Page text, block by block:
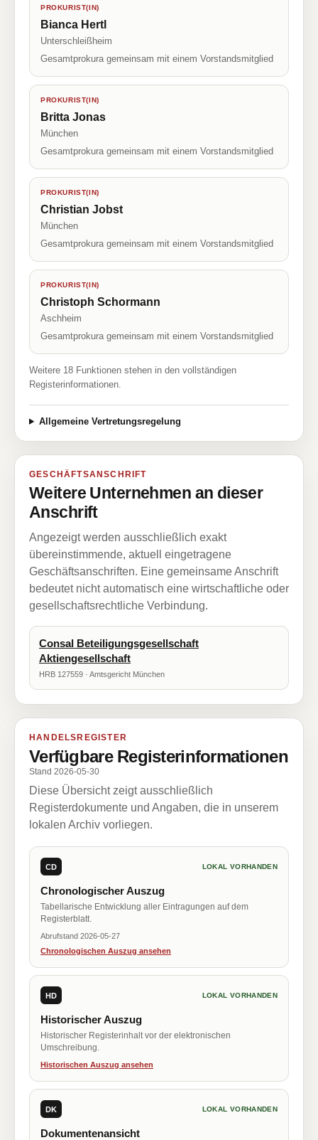
PROKURIST(IN)
Bianca Hertl
Unterschleißheim
Gesamtprokura gemeinsam mit einem Vorstandsmitglied
PROKURIST(IN)
Britta Jonas
München
Gesamtprokura gemeinsam mit einem Vorstandsmitglied
PROKURIST(IN)
Christian Jobst
München
Gesamtprokura gemeinsam mit einem Vorstandsmitglied
PROKURIST(IN)
Christoph Schormann
Aschheim
Gesamtprokura gemeinsam mit einem Vorstandsmitglied
Weitere 18 Funktionen stehen in den vollständigen
Registerinformationen.
Allgemeine Vertretungsregelung
GESCHÄFTSANSCHRIFT
Weitere Unternehmen an dieser
Anschrift
Angezeigt werden ausschließlich exakt
übereinstimmende, aktuell eingetragene
Geschäftsanschriften. Eine gemeinsame Anschrift
bedeutet nicht automatisch eine wirtschaftliche oder
gesellschaftsrechtliche Verbindung.
Consal Beteiligungsgesellschaft
Aktiengesellschaft
HRB 127559 · Amtsgericht München
HANDELSREGISTER
Verfügbare Registerinformationen
Stand 2026-05-30
Diese Übersicht zeigt ausschließlich
Registerdokumente und Angaben, die in unserem
lokalen Archiv vorliegen.
CD LOKAL VORHANDEN
Chronologischer Auszug
Tabellarische Entwicklung aller Eintragungen auf dem
Registerblatt.
Abrufstand 2026-05-27
Chronologischen Auszug ansehen
HD LOKAL VORHANDEN
Historischer Auszug
Historischer Registerinhalt vor der elektronischen
Umschreibung.
Historischen Auszug ansehen
DK LOKAL VORHANDEN
Dokumentenansicht